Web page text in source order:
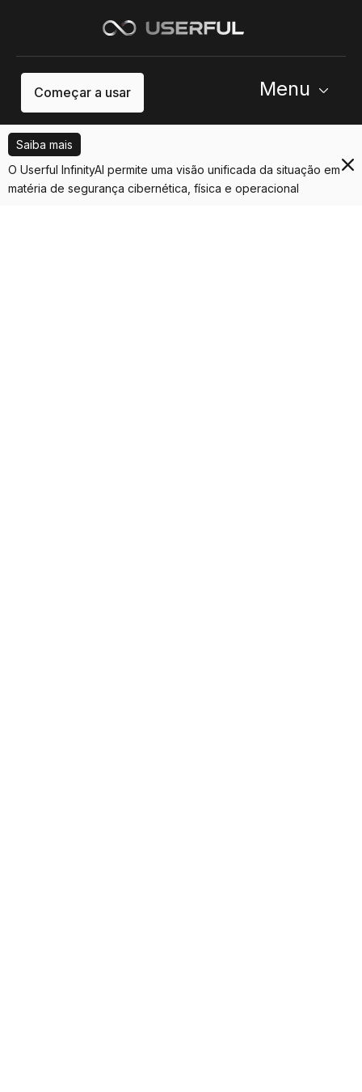
Começar a usar Menu
Saiba mais
O Userful InfinityAI permite uma visão unificada da situação em
matéria de segurança cibernética, física e operacional